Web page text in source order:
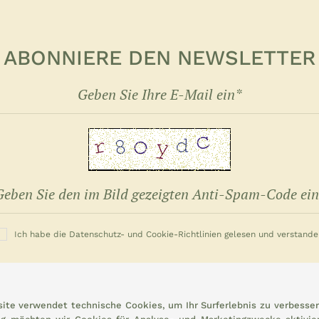
ABONNIERE DEN NEWSLETTER
Ich habe die Datenschutz- und Cookie-Richtlinien gelesen und
verwendet technische Cookies, um Ihr Surferlebnis zu